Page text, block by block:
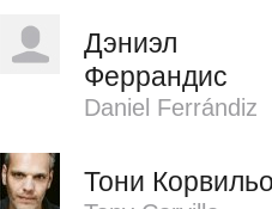
Дэниэл
Феррандис
Daniel Ferrándiz
Тони